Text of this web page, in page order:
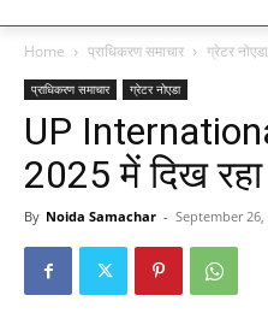
Home प्राधिकरण समाचार ग्रेटर नोएडा
प्राधिकरण समाचार ग्रेटर नोएडा
UP
2025 में दिख
By Noida Samachar - September 26,